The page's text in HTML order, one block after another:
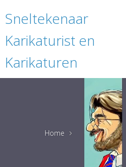
Sneltekenaar
Karikaturist en
Karikaturen
Home